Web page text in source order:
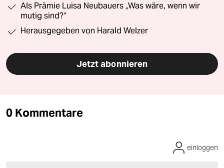
Als Prämie Luisa Neubauers „Was wäre, wenn wir
mutig sind?“
Herausgegeben von Harald Welzer
Jetzt abonnieren
0 Kommentare
einloggen